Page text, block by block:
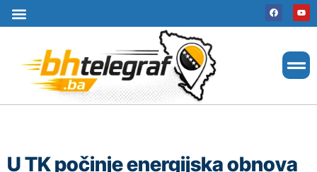
U TK počinje energijska obnova